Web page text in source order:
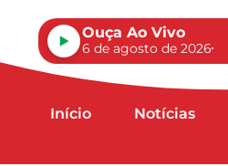
Ouça Ao Vivo
6 de agosto de 2026
Início Notícias